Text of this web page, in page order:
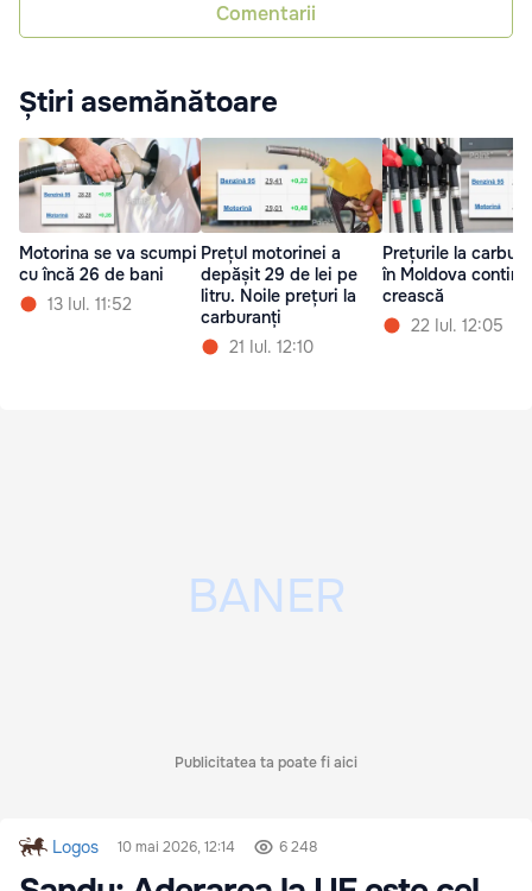
Comentarii
Știri asemănătoare
Motorina se va scumpi
cu încă 26 de bani
13 Iul. 11:52
Prețul motorinei a
depășit 29 de lei pe
litru. Noile prețuri la
carburanți
21 Iul. 12:10
Prețurile la
în Moldova
crească
22 Iul. 12:05
Publicitatea ta poate fi aici
Logos 10 mai 2026, 12:14 6 248